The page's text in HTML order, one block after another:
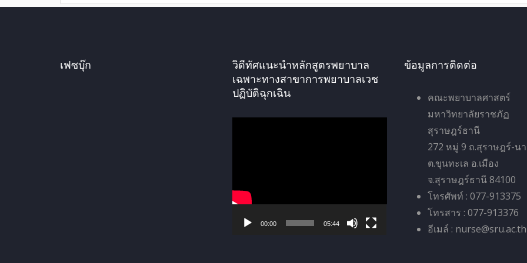
เฟซบุ๊ก
วิดีทัศแนะนำหลักสูตรพยาบาล
เฉพาะทางสาขาการพยาบาลเวช
ปฏิบัติฉุกเฉิน
น
ไ
00:00 05:44
ข้อมูลการติดต่อ
คณะพยาบาลศาสตร์
มหาวิทยาลัยราชภัฏ
สุราษฎร์ธานี
272 หมู่ 9 ถ.สุราษฎร์-น
ต.ขุนทะเล อ.เมือง
จ.สุราษฎร์ธานี 84100
โทรศัพท์ : 077-913375
โทรสาร : 077-913376
อีเมล์ : nurse@sru.ac.th